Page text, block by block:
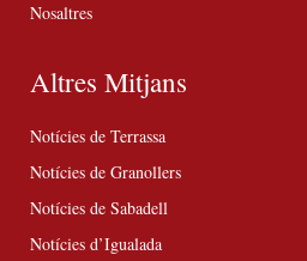
Nosaltres
Altres Mitjans
Notícies de Terrassa
Notícies de Granollers
Notícies de Sabadell
Notícies d’Igualada